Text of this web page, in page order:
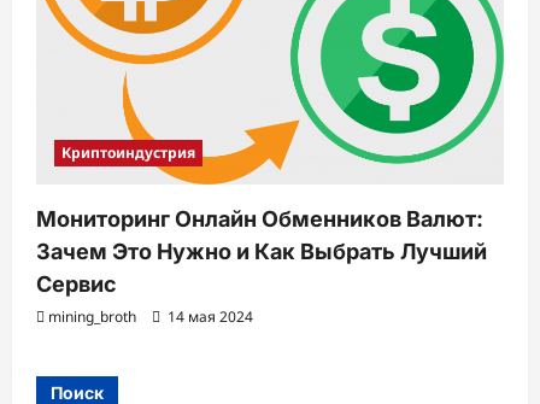
Криптоиндустрия
Мониторинг Онлайн Обменников Валют:
Зачем Это Нужно и Как Выбрать Лучший
Сервис
mining_broth 14 мая 2024
Поиск